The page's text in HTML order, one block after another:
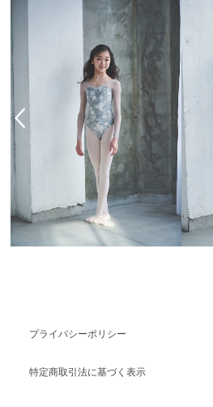
プライバシーポリシー
特定商取引法に基づく表示